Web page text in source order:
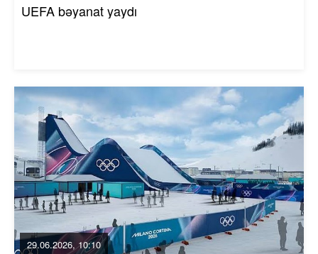
UEFA bəyanat yaydı
29.06.2026, 10:10